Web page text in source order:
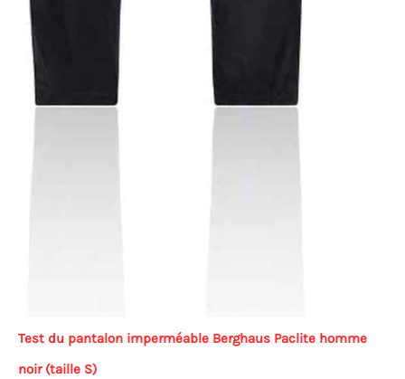
Test du pantalon imperméable Berghaus Paclite homme
noir (taille S)